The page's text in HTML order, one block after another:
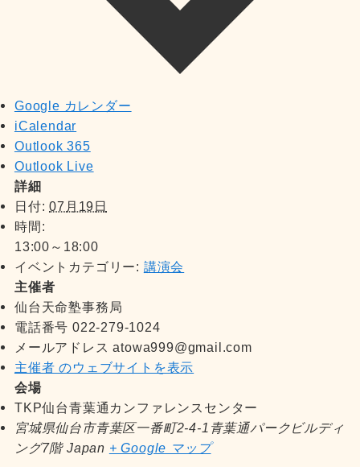
Google カレンダー
iCalendar
Outlook 365
Outlook Live
詳細
日付: 07月19日
時間:
13:00～18:00
イベントカテゴリー: 講演会
主催者
仙台天命塾事務局
電話番号 022-279-1024
メールアドレスatowa999@gmail.com
主催者 のウェブサイトを表示
会場
TKP仙台青葉通カンファレンスセンター
宮城県仙台市青葉区一番町2-4-1青葉通パークビルディ
ング7階 Japan + Google マップ